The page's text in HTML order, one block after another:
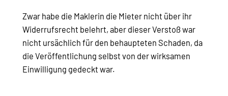
Zwar habe die Maklerin die Mieter nicht über ihr
Widerrufsrecht belehrt, aber dieser Verstoß war
nicht ursächlich für den behaupteten Schaden, da
die Veröffentlichung selbst von der wirksamen
Einwilligung gedeckt war.